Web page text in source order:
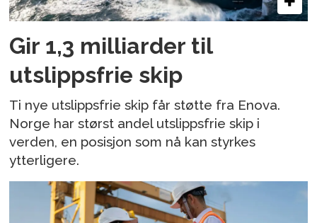
Gir 1,3 milliarder til
utslippsfrie skip
Ti nye utslippsfrie skip får støtte fra Enova.
Norge har størst andel utslippsfrie skip i
verden, en posisjon som nå kan styrkes
ytterligere.